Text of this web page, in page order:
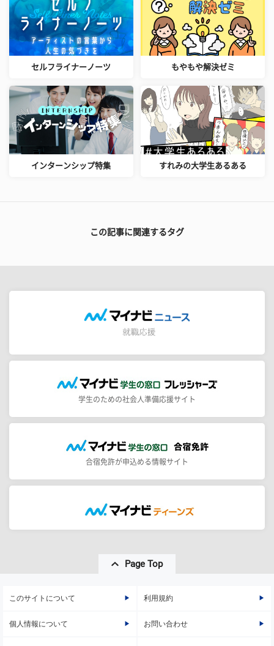
セルフライナーノーツ もやもや解決ゼミ
インターンシップ特集 すれみの大学生あるある
この記事に関連するタグ
学生のための社会人準備応援サイト
合宿免許が申込める情報サイト
Page Top
このサイトについて 利用規約
個人情報について お問い合わせ